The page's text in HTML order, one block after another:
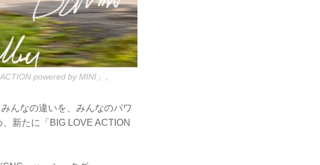
powered by MINI」。
んなの違いを、みんなのパワ
新たに「BIG LOVE ACTION